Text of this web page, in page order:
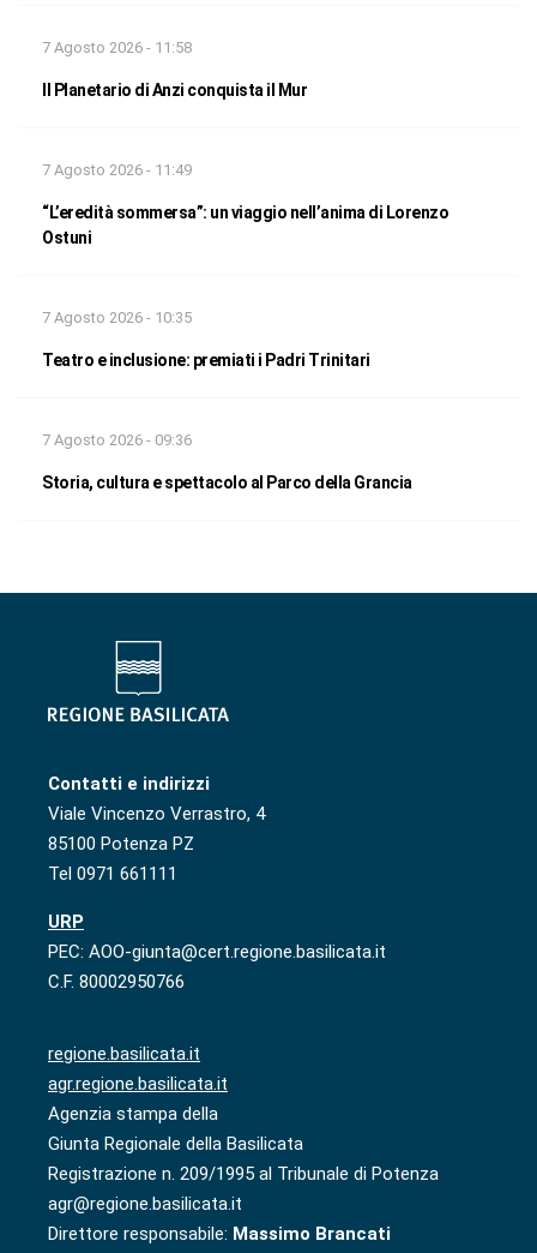
7 Agosto 2026 - 11:58
Il Planetario di Anzi conquista il Mur
7 Agosto 2026 - 11:49
“L’eredità sommersa”: un viaggio nell’anima di Lorenzo
Ostuni
7 Agosto 2026 - 10:35
Teatro e inclusione: premiati i Padri Trinitari
7 Agosto 2026 - 09:36
Storia, cultura e spettacolo al Parco della Grancia
Contatti e indirizzi
Viale Vincenzo Verrastro, 4
85100 Potenza PZ
Tel 0971 661111
URP
PEC: AOO-giunta@cert.regione.basilicata.it
C.F. 80002950766
regione.basilicata.it
agr.regione.basilicata.it
Agenzia stampa della
Giunta Regionale della Basilicata
Registrazione n. 209/1995 al Tribunale di Potenza
agr@regione.basilicata.it
Direttore responsabile: Massimo Brancati